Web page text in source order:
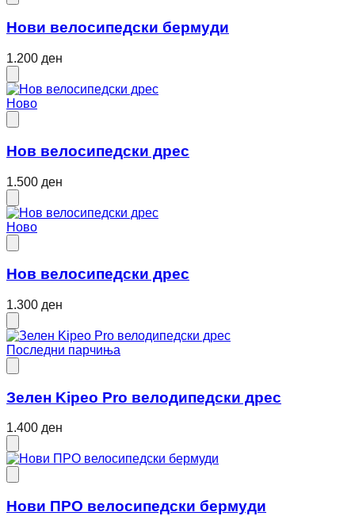
Нови велосипедски бермуди
1.200 ден
Ново
Нов велосипедски дрес
1.500 ден
Ново
Нов велосипедски дрес
1.300 ден
Последни парчиња
Зелен Kipeo Pro велодипедски дрес
1.400 ден
Нови ПРО велосипедски бермуди